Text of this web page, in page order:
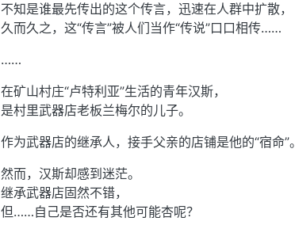
不知是谁最先传出的这个传言，迅速在人群中扩散，
久而久之，这“传言”被人们当作“传说”口口相传……
……
在矿山村庄“卢特利亚”生活的青年汉斯，
是村里武器店老板兰梅尔的儿子。
作为武器店的继承人，接手父亲的店铺是他的“宿命”。
然而，汉斯却感到迷茫。
继承武器店固然不错，
但……自己是否还有其他可能杏呢？